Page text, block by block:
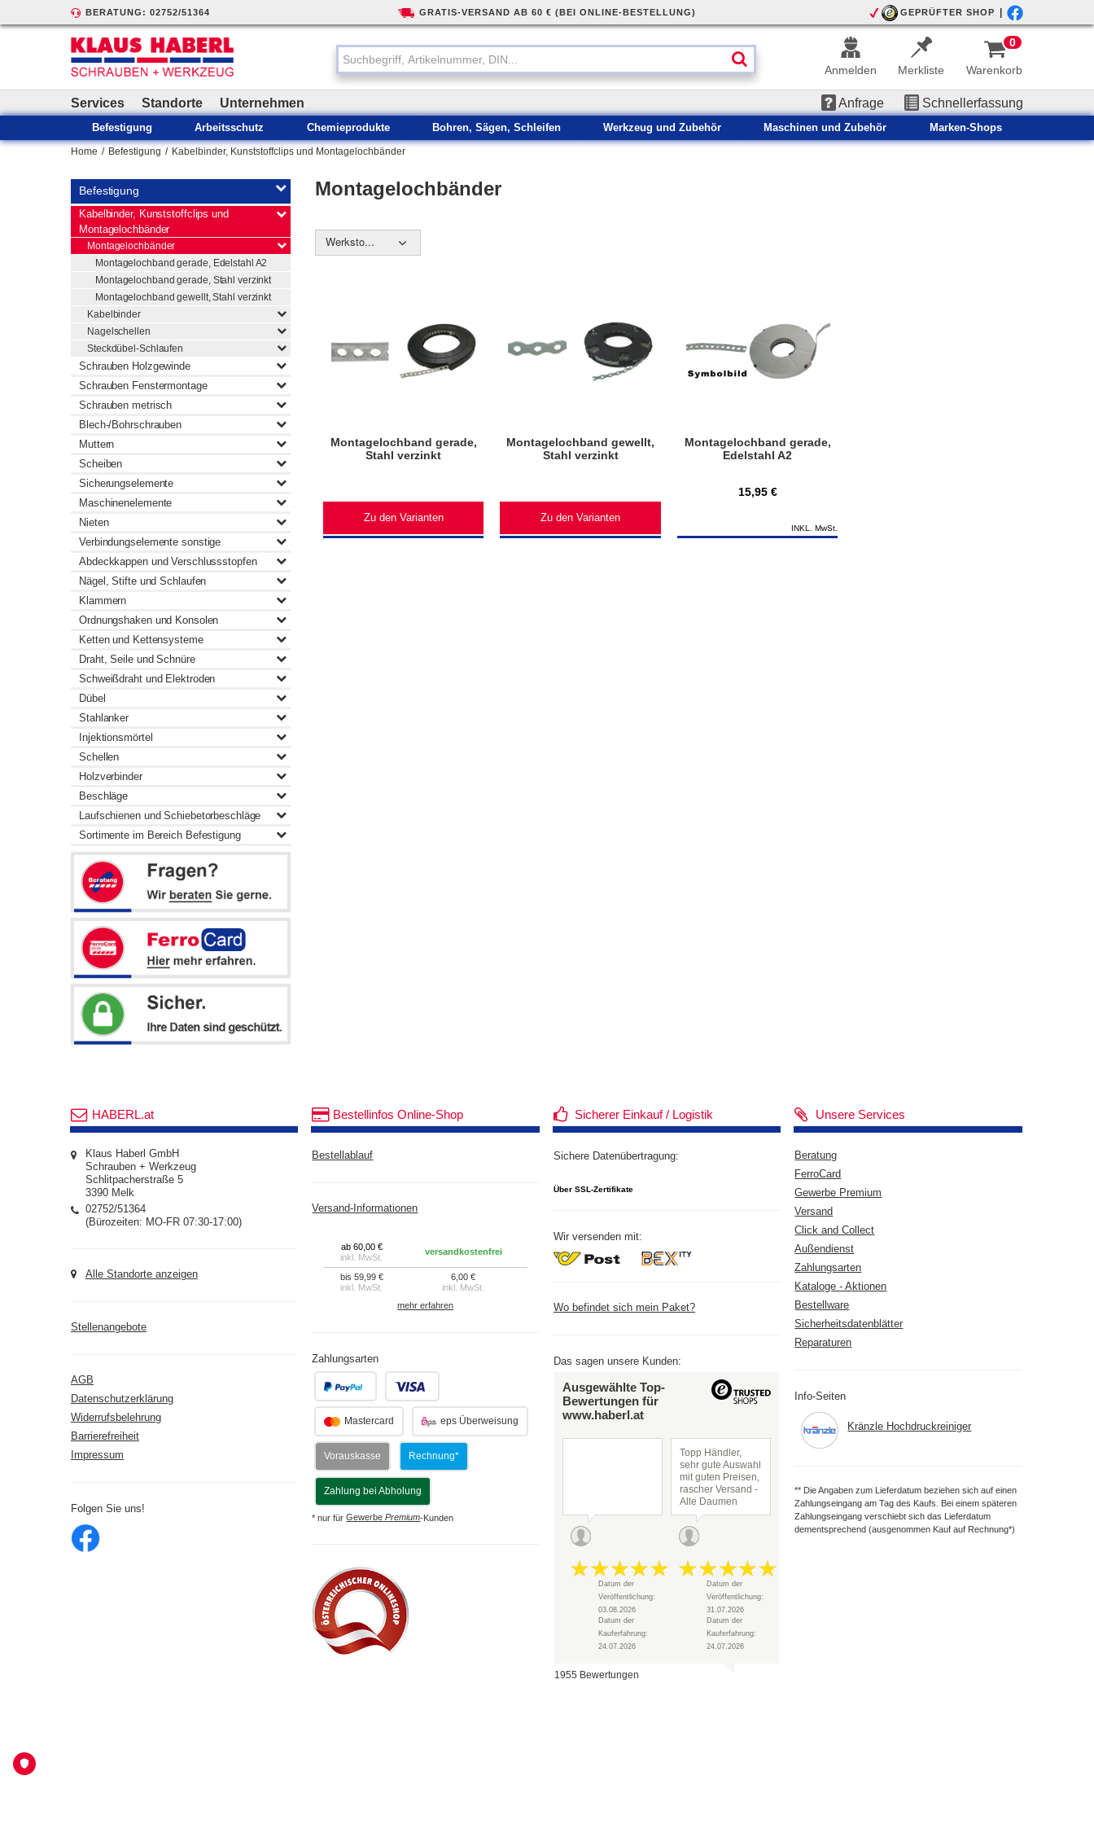
BERATUNG: 02752/51364 GRATIS-VERSAND AB 60 € (BEI ONLINE-BESTELLUNG) GEPRÜFTER SHOP
Anmelden Merkliste Warenkorb
0
Services Standorte Unternehmen Anfrage Schnellerfassung
Befestigung Arbeitsschutz Chemieprodukte Bohren, Sägen, Schleifen Werkzeug und Zubehör Maschinen und Zubehör Marken-Shops
Home / Befestigung / Kabelbinder, Kunststoffclips und Montagelochbänder
Befestigung
Kabelbinder, Kunststoffclips und
Montagelochbänder
Montagelochbänder
Montagelochband gerade, Edelstahl A2
Montagelochband gerade, Stahl verzinkt
Montagelochband gewellt, Stahl verzinkt
Kabelbinder
Nagelschellen
Steckdübel-Schlaufen
Schrauben Holzgewinde
Schrauben Fenstermontage
Schrauben metrisch
Blech-/Bohrschrauben
Muttern
Scheiben
Sicherungselemente
Maschinenelemente
Nieten
Verbindungselemente sonstige
Abdeckkappen und Verschlussstopfen
Nägel, Stifte und Schlaufen
Klammern
Ordnungshaken und Konsolen
Ketten und Kettensysteme
Draht, Seile und Schnüre
Schweißdraht und Elektroden
Dübel
Stahlanker
Injektionsmörtel
Schellen
Holzverbinder
Beschläge
Laufschienen und Schiebetorbeschläge
Sortimente im Bereich Befestigung
Montagelochbänder
Werksto...
Montagelochband gerade,
Stahl verzinkt
Zu den Varianten
Montagelochband gewellt,
Stahl verzinkt
Zu den Varianten
Montagelochband gerade,
Edelstahl A2
15,95 €
INKL. MwSt.
HABERL.at
Klaus Haberl GmbH
Schrauben + Werkzeug
Schlitpacherstraße 5
3390 Melk
02752/51364
(Bürozeiten: MO-FR 07:30-17:00)
Alle Standorte anzeigen
Stellenangebote
AGB
Datenschutzerklärung
Widerrufsbelehrung
Barrierefreiheit
Impressum
Folgen Sie uns!
Bestellinfos Online-Shop
Bestellablauf
Versand-Informationen
ab 60,00 €
inkl. MwSt.
versandkostenfrei
bis 59,99 €
inkl. MwSt.
6,00 €
inkl. MwSt.
mehr erfahren
Zahlungsarten
Mastercard eps Überweisung
Vorauskasse Rechnung*
Zahlung bei Abholung
* nur fürGewerbePremium-Kunden
Sicherer Einkauf / Logistik
Sichere Datenübertragung:
Über SSL-Zertifikate
Wir versenden mit:
Wo befindet sich mein Paket?
Das sagen unsere Kunden:
Ausgewählte Top-
Bewertungen für
www.haberl.at
Datum der
Veröffentlichung:
03.08.2026
Datum der
Kauferfahrung:
24.07.2026
Topp Händler,
sehr gute Auswahl
mit guten Preisen,
rascher Versand -
Alle Daumen
hoch!
Datum der
Veröffentlichung:
31.07.2026
Datum der
Kauferfahrung:
24.07.2026
1955 Bewertungen
Unsere Services
Beratung
FerroCard
Gewerbe Premium
Versand
Click and Collect
Außendienst
Zahlungsarten
Kataloge - Aktionen
Bestellware
Sicherheitsdatenblätter
Reparaturen
Info-Seiten
Kränzle Hochdruckreiniger
** Die Angaben zum Lieferdatum beziehen sich auf einen
Zahlungseingang am Tag des Kaufs. Bei einem späteren
Zahlungseingang verschiebt sich das Lieferdatum
dementsprechend (ausgenommen Kauf auf Rechnung*)